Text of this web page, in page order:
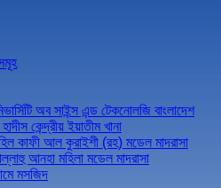
অব সাইন্স এন্ড টেকনোলজি বাংলাদেশ
কেন্দ্রীয় ইয়াতীম খানা
কাফী আল কুরাইশী (রহ) মডেল মাদরাসা
আনহা মহিলা মডেল মাদরাসা
মসজিদ